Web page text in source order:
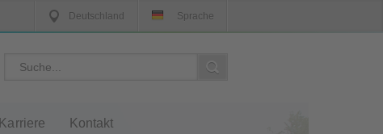
Deutschland Sprache
Karriere Kontakt